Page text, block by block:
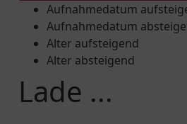
Aufnahmedatum
Aufnahmedatum
Alter aufsteigend
Alter absteigend
Lade ...